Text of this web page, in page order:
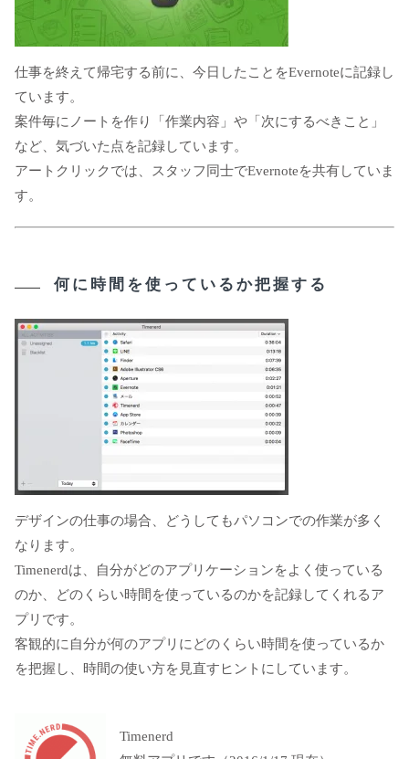
仕事を終えて帰宅する前に、今日したことをEvernoteに記録し
ています。
案件毎にノートを作り「作業内容」や「次にするべきこと」
など、気づいた点を記録しています。
アートクリックでは、スタッフ同士でEvernoteを共有していま
す。
何に時間を使っているか把握する
デザインの仕事の場合、どうしてもパソコンでの作業が多く
なります。
Timenerdは、自分がどのアプリケーションをよく使っている
のか、どのくらい時間を使っているのかを記録してくれるア
プリです。
客観的に自分が何のアプリにどのくらい時間を使っているか
を把握し、時間の使い方を見直すヒントにしています。
Timenerd